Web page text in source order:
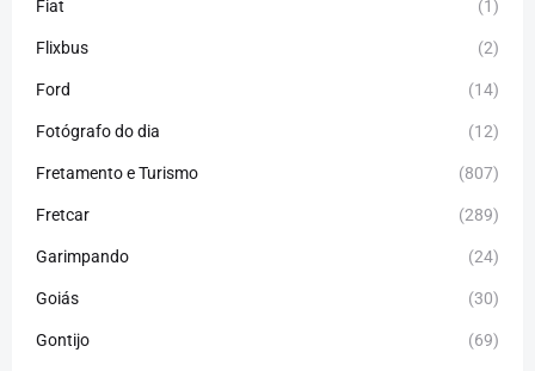
Fiat (1)
Flixbus (2)
Ford (14)
Fotógrafo do dia (12)
Fretamento e Turismo (807)
Fretcar (289)
Garimpando (24)
Goiás (30)
Gontijo (69)